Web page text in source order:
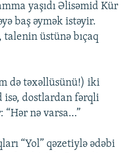
yaşıdı Əlisəmid Kür
baş əymək istəyir.
üstünə bıçaq
də təxəllüsünü!) iki
isə, dostlardan fərqli
“Hər nə varsa…”
“Yol” qəzetiylə ədəbi